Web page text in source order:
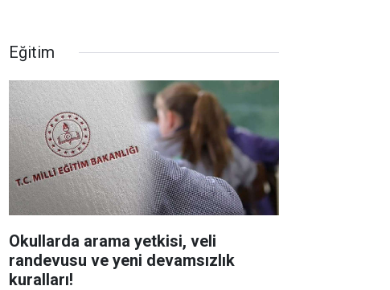
Eğitim
Okullarda arama yetkisi, veli
randevusu ve yeni devamsızlık
kuralları!